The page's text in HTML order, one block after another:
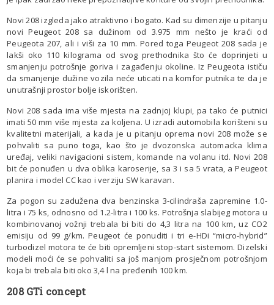
Novi 208 izgleda jako atraktivno i bogato. Kad su dimenzije u pitanju
novi Peugeot 208 sa dužinom od 3.975 mm nešto je kraći od
Peugeota 207, ali i viši za 10 mm. Pored toga Peugeot 208 sada je
lakši oko 110 kilograma od svog prethodnika što će doprinjeti u
smanjenju potrošnje goriva i zagađenju okoline. Iz Peugeota ističu
da smanjenje dužine vozila neće uticati na komfor putnika te da je
unutrašnji prostor bolje iskorišten.
Novi 208 sada ima više mjesta na zadnjoj klupi, pa tako će putnici
imati 50 mm više mjesta za koljena. U izradi automobila korišteni su
kvalitetni materijali, a kada je u pitanju oprema novi 208 može se
pohvaliti sa puno toga, kao što je dvozonska automacka klima
uređaj, veliki navigacioni sistem, komande na volanu itd. Novi 208
bit će ponuđen u dva oblika karoserije, sa 3 i sa 5 vrata, a Peugeot
planira i model CC kao i verziju SW karavan.
Za pogon su zadužena dva benzinska 3-cilindraša zapremine 1.0-
litra i 75 ks, odnosno od 1.2-litra i 100 ks. Potrošnja slabijeg motora u
kombinovanoj vožnji trebala bi biti do 4,3 litra na 100 km, uz CO2
emisiju od 99 g/km. Peugeot će ponuditi i tri e-HDi “micro-hybrid”
turbodizel motora te će biti opremljeni stop-start sistemom. Dizelski
modeli moći će se pohvaliti sa još manjom prosječnom potrošnjom
koja bi trebala biti oko 3,4 l na pređenih 100 km.
208 GTi concept